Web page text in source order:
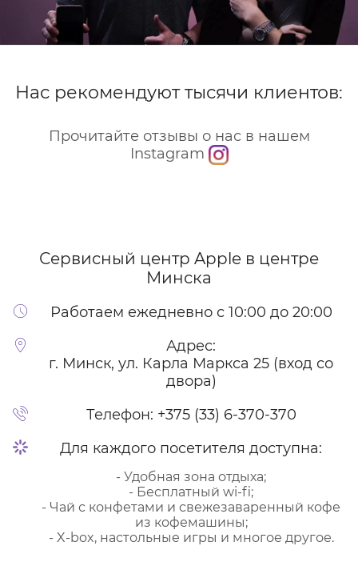
Нас рекомендуют тысячи клиентов:
Прочитайте отзывы о нас в нашем
Instagram
Сервисный центр Apple в центре
Минска
Работаем ежедневно с 10:00 до 20:00
Адрес:
г. Минск, ул. Карла Маркса 25 (вход со
двора)
Телефон: +375 (33) 6-370-370
Для каждого посетителя доступна:
- Удобная зона отдыха;
- Бесплатный wi-fi;
- Чай с конфетами и свежезаваренный кофе
из кофемашины;
- X-box, настольные игры и многое другое.